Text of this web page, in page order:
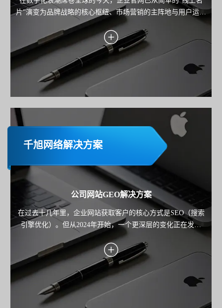
片"演变为品牌战略的核心枢纽、市场营销的主阵地与用户运营
的关键载体。本方案旨在为企业规划并构建一个集品牌展示、
内容营销、线索转化与用户服务于一体的高端官方网站，确保
网站不仅是技术的产物，更是驱动业务增长的战略资产。
千旭网络解决方案
公司网站GEO解决方案
在过去十几年里，企业网站获取客户的核心方式是SEO（搜索
引擎优化）。但从2024年开始，一个更深层的变化正在发生
——用户不再只"搜索"，而是开始"询问AI"。 从 ChatGPT 到
Google Gemini，再到各类AI搜索产品，用户获取信息的路径正
在从"点击链接"，转向"直接获得答案"。 这也意味着： 企业网
站的竞争